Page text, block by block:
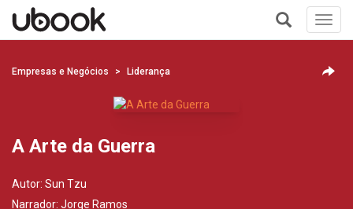
+
Empresas e Negócios Liderança
A Arte da Guerra
Autor: Sun Tzu
Narrador: Jorge Ramos